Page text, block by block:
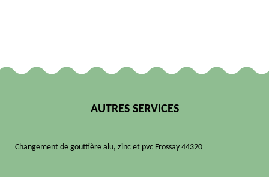
AUTRES SERVICES
Changement de gouttière alu, zinc et pvc Frossay 44320